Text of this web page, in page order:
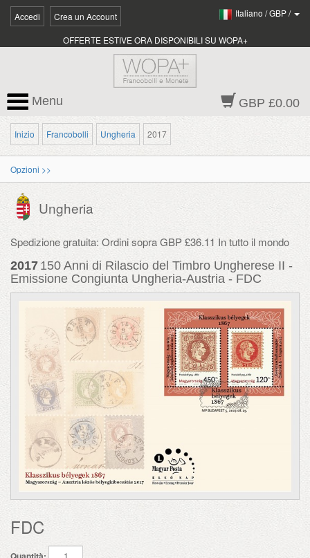
Accedi Crea un Account Italiano /GBP/
OFFERTE ESTIVE ORA DISPONIBILI SU WOPA+
GBP £0.00
Menu
Inizio Francobolli Ungheria 2017
Opzioni >>
Ungheria
Spedizione gratuita: Ordini sopra GBP £36.11 In tutto il mondo
2017 150 Anni di Rilascio del Timbro Ungherese II -
Emissione Congiunta Ungheria-Austria - FDC
FDC